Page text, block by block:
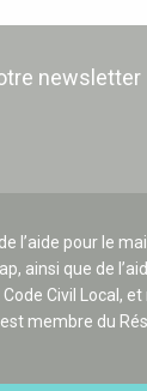
newsletter
pour le
ainsi que de
Civil Local,
membre du